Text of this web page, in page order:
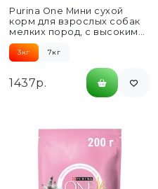
Purina One Мини сухой
корм для взрослых собак
мелких пород, с высоким
содержанием говядины...
3кг 7кг
1437р.